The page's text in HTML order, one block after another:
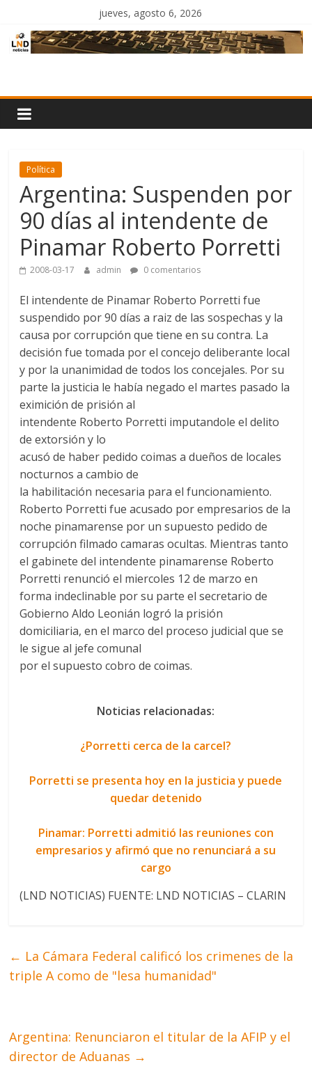
contenido
jueves, agosto 6, 2026
Noticias
Política
Argentina: Suspenden por
90 días al intendente de
Pinamar Roberto Porretti
2008-03-17 admin 0 comentarios
El intendente de Pinamar Roberto Porretti fue
suspendido por 90 días a raiz de las sospechas y la
causa por corrupción que tiene en su contra. La
decisión fue tomada por el concejo deliberante local
y por la unanimidad de todos los concejales. Por su
parte la justicia le había negado el martes pasado la
eximición de prisión al
intendente Roberto Porretti imputandole el delito
de extorsión y lo
acusó de haber pedido coimas a dueños de locales
nocturnos a cambio de
la habilitación necesaria para el funcionamiento.
Roberto Porretti fue acusado por empresarios de la
noche pinamarense por un supuesto pedido de
corrupción filmado camaras ocultas. Mientras tanto
el gabinete del intendente pinamarense Roberto
Porretti renunció el miercoles 12 de marzo en
forma indeclinable por su parte el secretario de
Gobierno Aldo Leonián logró la prisión
domiciliaria, en el marco del proceso judicial que se
le sigue al jefe comunal
por el supuesto cobro de coimas.
Noticias relacionadas:
¿Porretti cerca de la carcel?
Porretti se presenta hoy en la justicia y puede
quedar detenido
Pinamar: Porretti admitió las reuniones con
empresarios y afirmó que no renunciará a su
cargo
(LND NOTICIAS) FUENTE: LND NOTICIAS – CLARIN
← La Cámara Federal calificó los crimenes de la
triple A como de "lesa humanidad"
Argentina: Renunciaron el titular de la AFIP y el
director de Aduanas →